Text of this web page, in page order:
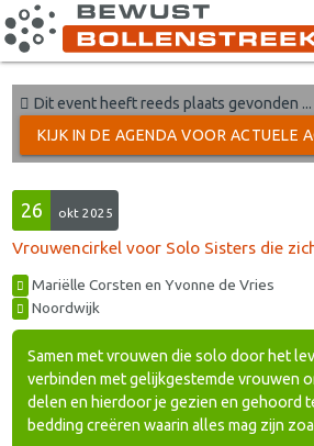
Dit event heeft reeds plaats gevonden ...
KIJK IN DE AGENDA VOOR ACTUELE
26 okt 2025
Vrouwencirkel voor Solo Sisters die
Mariëlle Corsten en Yvonne de Vries
Noordwijk
Samen met vrouwen die solo door het
verbinden met gelijkgestemde vrouwen
delen en hierdoor je gezien en gehoord
bedding creëren waarin alles mag zijn